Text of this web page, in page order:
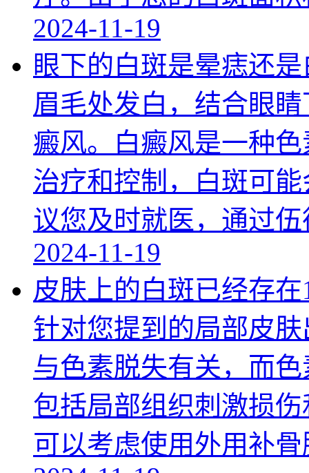
2024-11-19
眼下的白斑是晕痣还
眉毛处发白，结合眼
癜风。白癜风是一种
治疗和控制，白斑可
议您及时就医，通过
2024-11-19
皮肤上的白斑已经存
针对您提到的局部皮
与色素脱失有关，而
包括局部组织刺激损
可以考虑使用外用补